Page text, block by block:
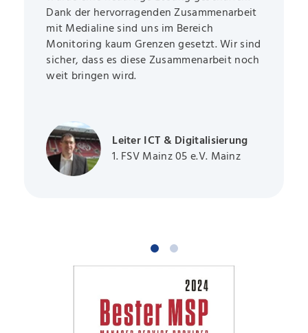
Dank der hervorragenden Zusammenarbeit
mit Medialine sind uns im Bereich
Monitoring kaum Grenzen gesetzt. Wir sind
sicher, dass es diese Zusammenarbeit noch
weit bringen wird.
Leiter ICT & Digitalisierung
1. FSV Mainz 05 e.V. Mainz